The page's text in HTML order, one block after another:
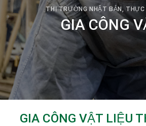
THỊ TRƯỜNG NHẬT BẢN , THỰC
GIA CÔNG
GIA CÔNG VẬT LIỆU